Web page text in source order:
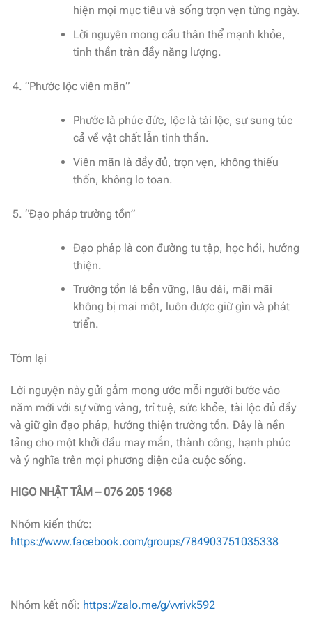
hiện mọi mục tiêu và sống trọn vẹn từng ngày.
Lời nguyện mong cầu thân thể mạnh khỏe,
tinh thần tràn đầy năng lượng.
“Phước lộc viên mãn”
Phước là phúc đức, lộc là tài lộc, sự sung túc
cả về vật chất lẫn tinh thần.
Viên mãn là đầy đủ, trọn vẹn, không thiếu
thốn, không lo toan.
“Đạo pháp trường tồn”
Đạo pháp là con đường tu tập, học hỏi, hướng
thiện.
Trường tồn là bền vững, lâu dài, mãi mãi
không bị mai một, luôn được giữ gìn và phát
triển.
Tóm lại
Lời nguyện này gửi gắm mong ước mỗi người bước vào
năm mới với sự vững vàng, trí tuệ, sức khỏe, tài lộc đủ đầy
và giữ gìn đạo pháp, hướng thiện trường tồn. Đây là nền
tảng cho một khởi đầu may mắn, thành công, hạnh phúc
và ý nghĩa trên mọi phương diện của cuộc sống.
HIGO NHẬT TÂM – 076 205 1968
Nhóm kiến thức:
https://www.facebook.com/groups/784903751035338
Nhóm kết nối: https://zalo.me/g/vvrivk592